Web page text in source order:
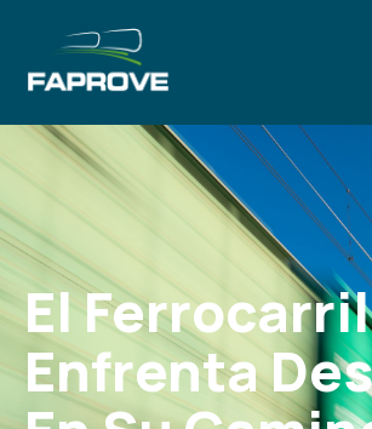
El Ferrocarril
Enfrenta